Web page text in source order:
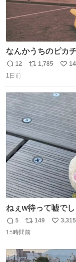
なんかうちのピカ
れでね、ライチュ
いサイズになるよ
いでかいライチュ
返
信
12
リ
数
1,785
い
数
1日前
ねぇw待って嘘で
ちゃった🤭🌬️
返
信
5
リ
ポ
ト
149
い
数
3,315
15時間前